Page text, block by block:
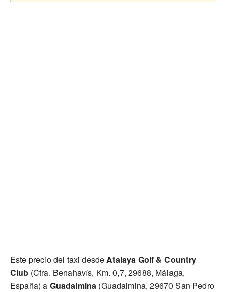
Este precio del taxi desdeAtalaya Golf & Country
Club (Ctra. Benahavís, Km. 0,7, 29688, Málaga,
España) a Guadalmina (Guadalmina, 29670 San Pedro